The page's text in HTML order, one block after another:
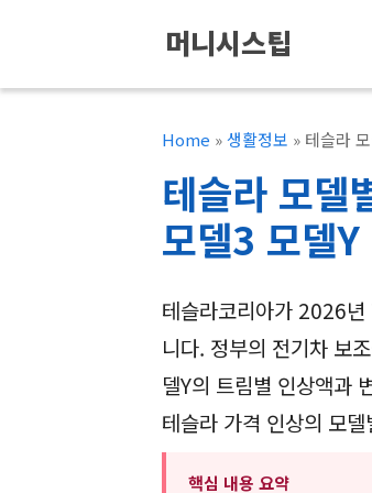
츠
머니시스팁
Home »생활정보 » 테슬라
테슬라 모델
모델3 모델Y
테슬라코리아가 2026
니다. 정부의 전기차 보
델Y의 트림별 인상액과
테슬라 가격 인상의 모
핵심 내용 요약